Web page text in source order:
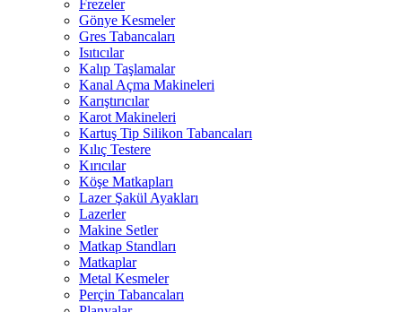
Frezeler
Gönye Kesmeler
Gres Tabancaları
Isıtıcılar
Kalıp Taşlamalar
Kanal Açma Makineleri
Karıştırıcılar
Karot Makineleri
Kartuş Tip Silikon Tabancaları
Kılıç Testere
Kırıcılar
Köşe Matkapları
Lazer Şakül Ayakları
Lazerler
Makine Setler
Matkap Standları
Matkaplar
Metal Kesmeler
Perçin Tabancaları